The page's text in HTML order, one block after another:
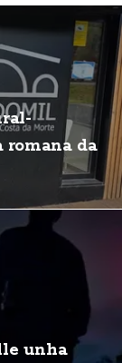
romana da
unha